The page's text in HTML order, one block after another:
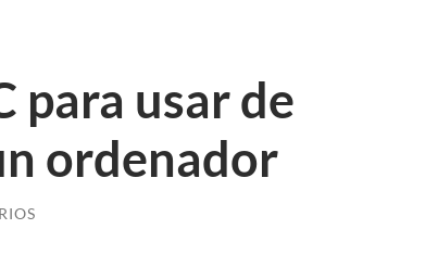
para usar de
ordenador